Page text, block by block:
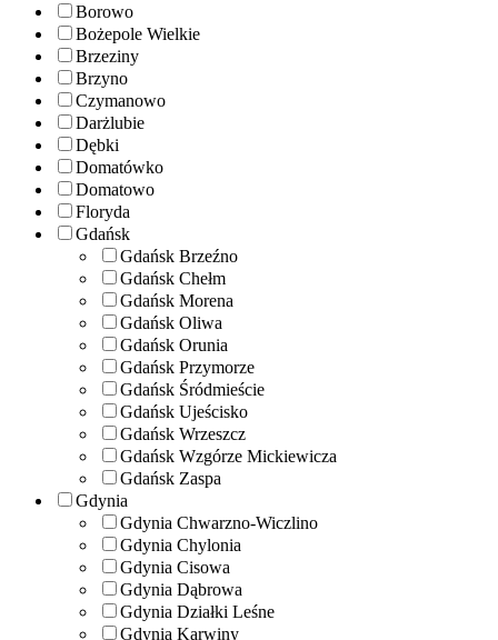
Borowo
Bożepole Wielkie
Brzeziny
Brzyno
Czymanowo
Darżlubie
Dębki
Domatówko
Domatowo
Floryda
Gdańsk
Gdańsk Brzeźno
Gdańsk Chełm
Gdańsk Morena
Gdańsk Oliwa
Gdańsk Orunia
Gdańsk Przymorze
Gdańsk Śródmieście
Gdańsk Ujeścisko
Gdańsk Wrzeszcz
Gdańsk Wzgórze Mickiewicza
Gdańsk Zaspa
Gdynia
Gdynia Chwarzno-Wiczlino
Gdynia Chylonia
Gdynia Cisowa
Gdynia Dąbrowa
Gdynia Działki Leśne
Gdynia Karwiny